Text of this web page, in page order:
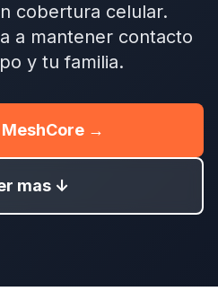
cobertura celular.
a mantener contacto
y tu familia.
→
mas ↓